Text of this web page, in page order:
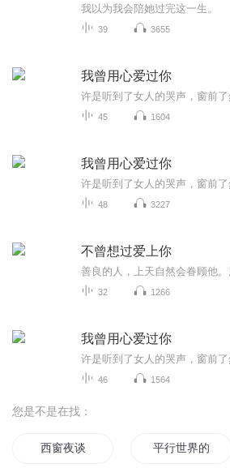
我以为我会陪她过完这一生。
39 3655
我曾用心爱过你
45 1604
我曾用心爱过你
48 3227
不曾想过爱上你
32 1266
我曾用心爱过你
46 1564
您是不是在找：
西窗夜谈 平行世界的窗口